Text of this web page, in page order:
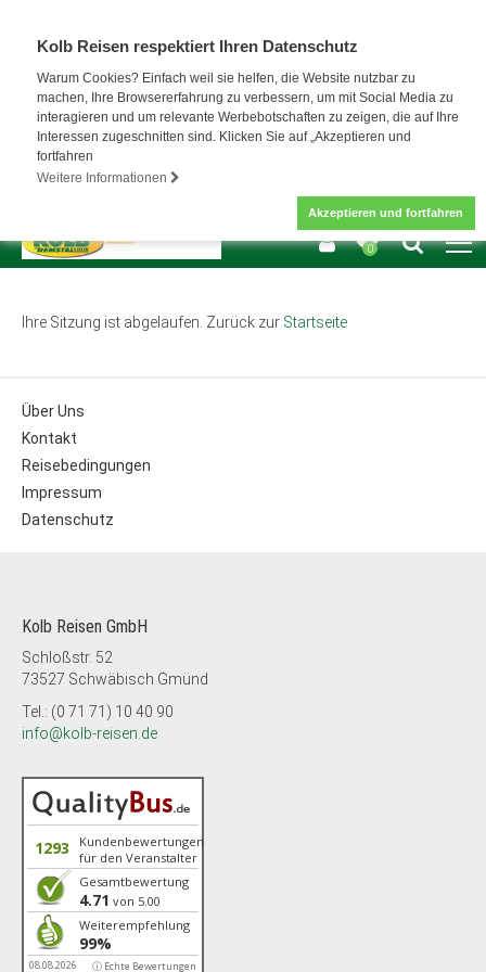
Kolb Reisen respektiert Ihren Datenschutz
Warum Cookies? Einfach weil sie helfen, die Website nutzbar zu
machen, Ihre Browsererfahrung zu verbessern, um mit Social Media zu
interagieren und um relevante Werbebotschaften zu zeigen, die auf Ihre
Interessen zugeschnitten sind. Klicken Sie auf „Akzeptieren und
fortfahren
Weitere Informationen
Akzeptieren und fortfahren
0
Ihre Sitzung ist abgelaufen. Zurück zur Startseite
Über Uns
Kontakt
Reisebedingungen
Impressum
Datenschutz
Kolb Reisen GmbH
Schloßstr. 52
73527 Schwäbisch Gmünd
Tel.: (0 71 71) 10 40 90
info@kolb-reisen.de
1293
Kundenbewertungen
für den Veranstalter
Gesamtbewertung
4.71 von 5.00
Weiterempfehlung
99%
08.08.2026 ⓘ Echte Bewertungen